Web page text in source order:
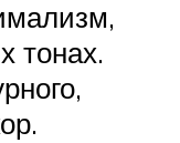
тонах.